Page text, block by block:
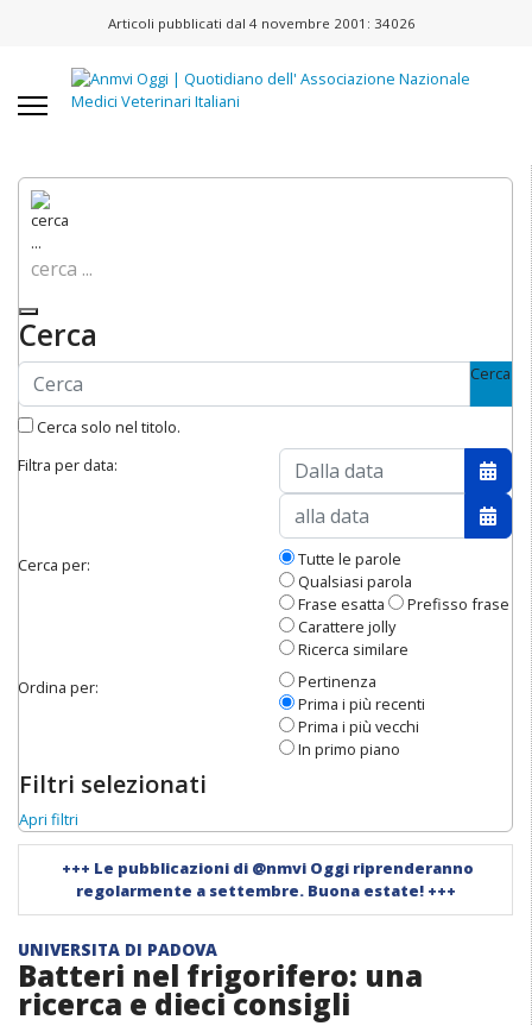
Articoli pubblicati dal 4 novembre 2001: 34026
cerca ...
Cerca
Cerca
Cerca solo nel titolo.
Filtra per data:
Apri
Cerca per:
Tutte le parole
Qualsiasi parola
Frase esatta
Prefisso frase
Carattere jolly
Ricerca similare
Ordina per:
Pertinenza
Prima i più recenti
Prima i più vecchi
In primo piano
Filtri selezionati
Apri filtri
+++ Le pubblicazioni di @nmvi Oggi riprenderanno
regolarmente a settembre. Buona estate! +++
UNIVERSITA DI PADOVA
Batteri nel frigorifero: una
ricerca e dieci consigli